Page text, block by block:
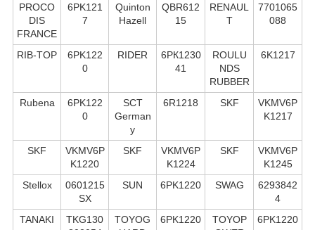
PROCO
DIS
FRANCE
6PK121
7
Quinton
Hazell
QBR612
15
RENAUL
T
7701065
088
RIB-TOP
6PK122
0
RIDER
6РК1230
41
ROULU
NDS
RUBBER
6K1217
Rubena
6PK122
0
SCT
German
y
6R1218 SKF
VKMV6P
K1217
SKF
VKMV6P
K1220
SKF
VKMV6P
K1224
SKF
VKMV6P
K1245
Stellox
0601215
SX
SUN 6PK1220 SWAG
6293842
4
TANAKI
TKG130
TOYOG
6PK1220
TOYOP
6PK1220